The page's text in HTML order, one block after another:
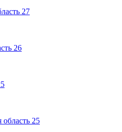
27
26
область 25